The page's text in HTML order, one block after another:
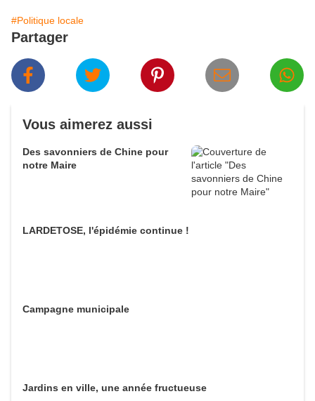
#Politique locale
Partager
Vous aimerez aussi
Des savonniers de Chine pour
notre Maire
LARDETOSE, l'épidémie continue !
Campagne municipale
Jardins en ville, une année fructueuse